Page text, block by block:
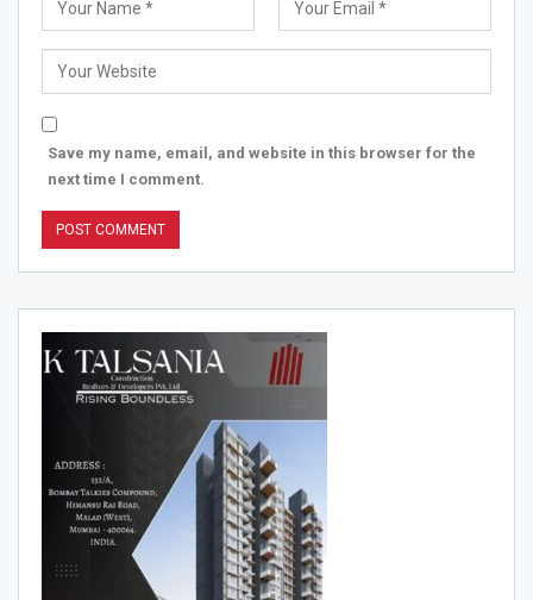
Save my name, email, and website in this browser for the
next time I comment.